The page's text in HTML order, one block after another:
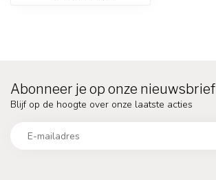
Abonneer je op onze nieuwsbrief
Blijf op de hoogte over onze laatste acties